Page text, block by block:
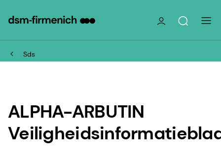
Sds
ALPHA-ARBUTIN